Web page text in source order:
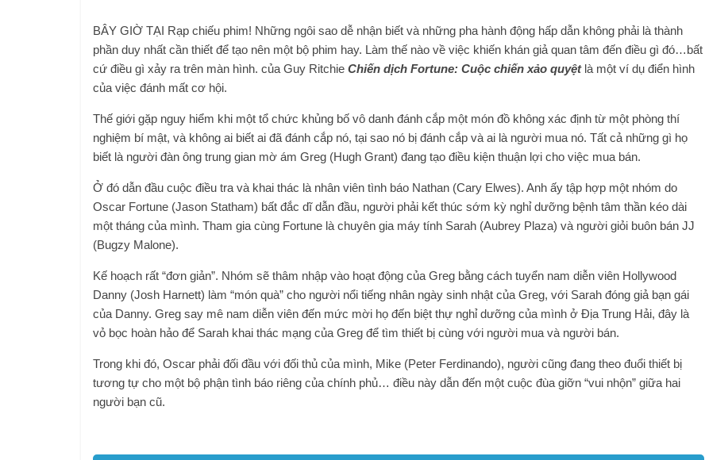
BÂY GIỜ TẠI Rạp chiếu phim! Những ngôi sao dễ nhận biết và những pha hành động hấp dẫn không phải là thành
phần duy nhất cần thiết để tạo nên một bộ phim hay. Làm thế nào về việc khiến khán giả quan tâm đến điều gì đó…bất
cứ điều gì xảy ra trên màn hình. của Guy Ritchie Chiến dịch Fortune: Cuộc chiến xảo quyệtlà một ví dụ điển hình
của việc đánh mất cơ hội.
Thế giới gặp nguy hiểm khi một tổ chức khủng bố vô danh đánh cắp một món đồ không xác định từ một phòng thí
nghiệm bí mật, và không ai biết ai đã đánh cắp nó, tại sao nó bị đánh cắp và ai là người mua nó. Tất cả những gì họ
biết là người đàn ông trung gian mờ ám Greg (Hugh Grant) đang tạo điều kiện thuận lợi cho việc mua bán.
Ở đó dẫn đầu cuộc điều tra và khai thác là nhân viên tình báo Nathan (Cary Elwes). Anh ấy tập hợp một nhóm do
Oscar Fortune (Jason Statham) bất đắc dĩ dẫn đầu, người phải kết thúc sớm kỳ nghỉ dưỡng bệnh tâm thần kéo dài
một tháng của mình. Tham gia cùng Fortune là chuyên gia máy tính Sarah (Aubrey Plaza) và người giỏi buôn bán JJ
(Bugzy Malone).
Kế hoạch rất “đơn giản”. Nhóm sẽ thâm nhập vào hoạt động của Greg bằng cách tuyển nam diễn viên Hollywood
Danny (Josh Harnett) làm “món quà” cho người nổi tiếng nhân ngày sinh nhật của Greg, với Sarah đóng giả bạn gái
của Danny. Greg say mê nam diễn viên đến mức mời họ đến biệt thự nghỉ dưỡng của mình ở Địa Trung Hải, đây là
vỏ bọc hoàn hảo để Sarah khai thác mạng của Greg để tìm thiết bị cùng với người mua và người bán.
Trong khi đó, Oscar phải đối đầu với đối thủ của mình, Mike (Peter Ferdinando), người cũng đang theo đuổi thiết bị
tương tự cho một bộ phận tình báo riêng của chính phủ… điều này dẫn đến một cuộc đùa giỡn “vui nhộn” giữa hai
người bạn cũ.